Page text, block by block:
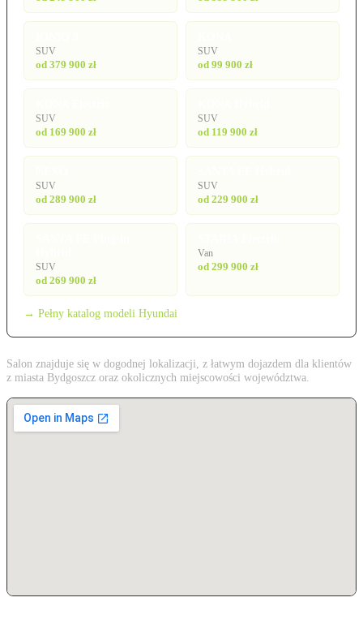
SUV
od 379 900 zł
SUV
od 99 900 zł
SUV
od 169 900 zł
SUV
od 119 900 zł
SUV
od 289 900 zł
SUV
od 229 900 zł
SUV
od 269 900 zł
Van
od 299 900 zł
→ Pełny katalog modeli Hyundai
Salon znajduje się w dogodnej lokalizacji, z łatwym dojazdem dla klientów
z miasta Bydgoszcz oraz okolicznych miejscowości województwa.